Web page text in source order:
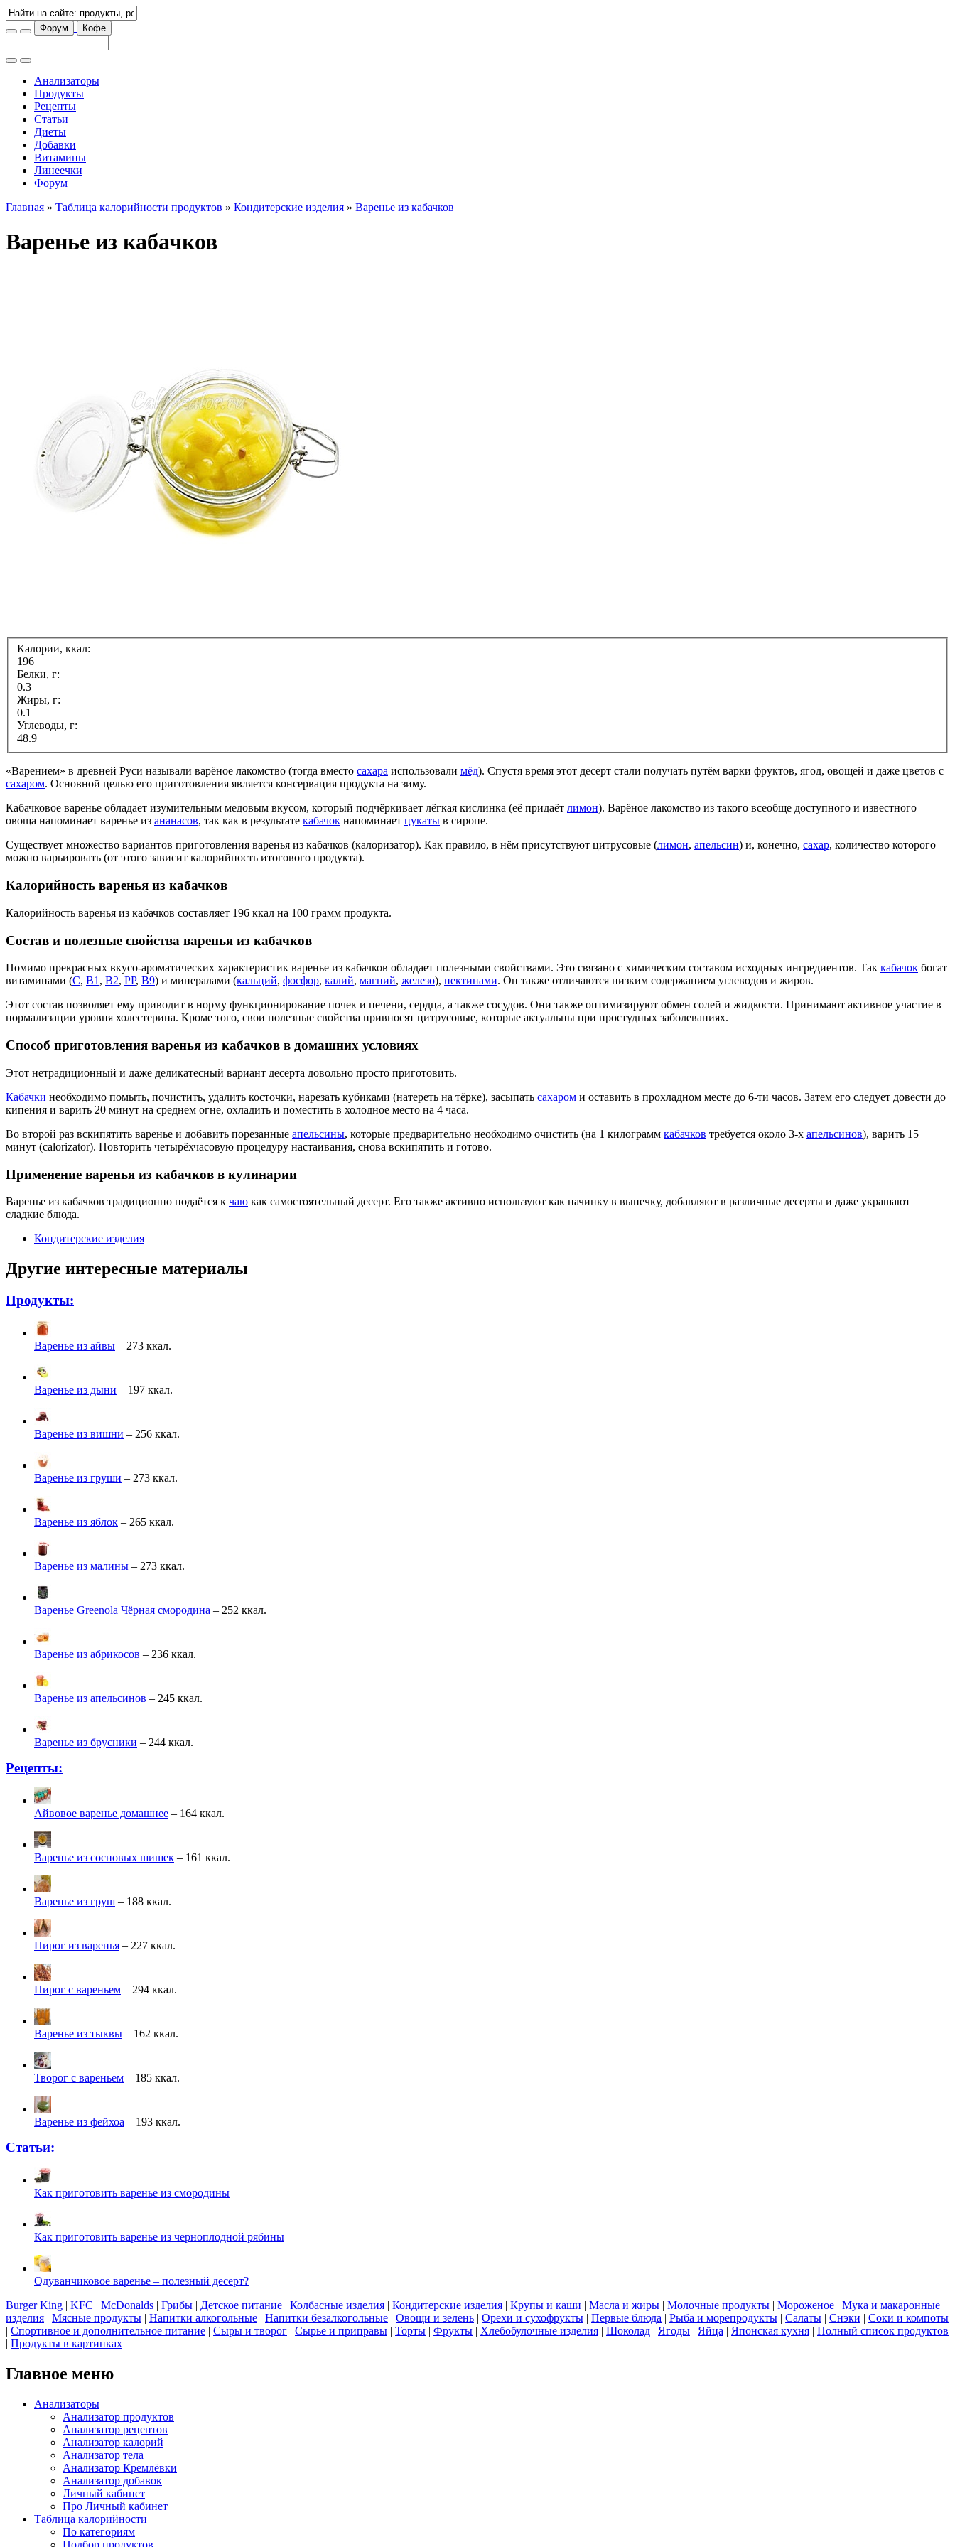
Форум Кофе
Анализаторы
Продукты
Рецепты
Статьи
Диеты
Добавки
Витамины
Линеечки
Форум
Главная » Таблица калорийности продуктов » Кондитерские изделия » Варенье из кабачков
Варенье из кабачков
Калории, ккал:
196
Белки, г:
0.3
Жиры, г:
0.1
Углеводы, г:
48.9
«Варением» в древней Руси называли варёное лакомство (тогда вместо сахара использовали мёд). Спустя время этот десерт стали получать путём варки фруктов, ягод, овощей и даже цветов с
сахаром. Основной целью его приготовления является консервация продукта на зиму.
Кабачковое варенье обладает изумительным медовым вкусом, который подчёркивает лёгкая кислинка (её придаёт лимон). Варёное лакомство из такого всеобще доступного и известного
овоща напоминает варенье из ананасов, так как в результате кабачок напоминает цукаты в сиропе.
Существует множество вариантов приготовления варенья из кабачков (калоризатор). Как правило, в нём присутствуют цитрусовые (лимон, апельсин) и, конечно, сахар, количество которого
можно варьировать (от этого зависит калорийность итогового продукта).
Калорийность варенья из кабачков
Калорийность варенья из кабачков составляет 196 ккал на 100 грамм продукта.
Состав и полезные свойства варенья из кабачков
Помимо прекрасных вкусо-ароматических характеристик варенье из кабачков обладает полезными свойствами. Это связано с химическим составом исходных ингредиентов. Так кабачок богат
витаминами (С, В1 , В2, РР, В9) и минералами (кальций, фосфор, калий, магний, железо), пектинами. Он также отличаются низким содержанием углеводов и жиров.
Этот состав позволяет ему приводит в норму функционирование почек и печени, сердца, а также сосудов. Они также оптимизируют обмен солей и жидкости. Принимают активное участие в
нормализации уровня холестерина. Кроме того, свои полезные свойства привносят цитрусовые, которые актуальны при простудных заболеваниях.
Способ приготовления варенья из кабачков в домашних условиях
Этот нетрадиционный и даже деликатесный вариант десерта довольно просто приготовить.
Кабачки необходимо помыть, почистить, удалить косточки, нарезать кубиками (натереть на тёрке), засыпать сахаром и оставить в прохладном месте до 6-ти часов. Затем его следует довести до
кипения и варить 20 минут на среднем огне, охладить и поместить в холодное место на 4 часа.
Во второй раз вскипятить варенье и добавить порезанные апельсины, которые предварительно необходимо очистить (на 1 килограмм кабачков требуется около 3-х апельсинов), варить 15
минут (calorizator). Повторить четырёхчасовую процедуру настаивания, снова вскипятить и готово.
Применение варенья из кабачков в кулинарии
Варенье из кабачков традиционно подаётся к чаю как самостоятельный десерт. Его также активно используют как начинку в выпечку, добавляют в различные десерты и даже украшают
сладкие блюда.
Кондитерские изделия
Другие интересные материалы
Продукты:
Варенье из айвы – 273 ккал.
Варенье из дыни – 197 ккал.
Варенье из вишни – 256 ккал.
Варенье из груши – 273 ккал.
Варенье из яблок – 265 ккал.
Варенье из малины – 273 ккал.
Варенье Greenola Чёрная смородина – 252 ккал.
Варенье из абрикосов – 236 ккал.
Варенье из апельсинов – 245 ккал.
Варенье из брусники – 244 ккал.
Рецепты:
Айвовое варенье домашнее – 164 ккал.
Варенье из сосновых шишек – 161 ккал.
Варенье из груш – 188 ккал.
Пирог из варенья – 227 ккал.
Пирог с вареньем – 294 ккал.
Варенье из тыквы – 162 ккал.
Творог с вареньем – 185 ккал.
Варенье из фейхоа – 193 ккал.
Статьи:
Как приготовить варенье из смородины
Как приготовить варенье из черноплодной рябины
Одуванчиковое варенье – полезный десерт?
Burger King | KFC | McDonalds | Грибы | Детское питание | Колбасные изделия | Кондитерские изделия | Крупы и каши | Масла и жиры | Молочные продукты | Мороженое | Мука и макаронные
изделия | Мясные продукты | Напитки алкогольные | Напитки безалкогольные | Овощи и зелень | Орехи и сухофрукты | Первые блюда | Рыба и морепродукты | Салаты | Снэки | Соки и компоты
| Спортивное и дополнительное питание | Сыры и творог | Сырье и приправы | Торты | Фрукты | Хлебобулочные изделия | Шоколад | Ягоды | Яйца | Японская кухня | Полный список продуктов
| Продукты в картинках
Главное меню
Анализаторы
Анализатор продуктов
Анализатор рецептов
Анализатор калорий
Анализатор тела
Анализатор Кремлёвки
Анализатор добавок
Личный кабинет
Про Личный кабинет
Таблица калорийности
По категориям
Подбор продуктов